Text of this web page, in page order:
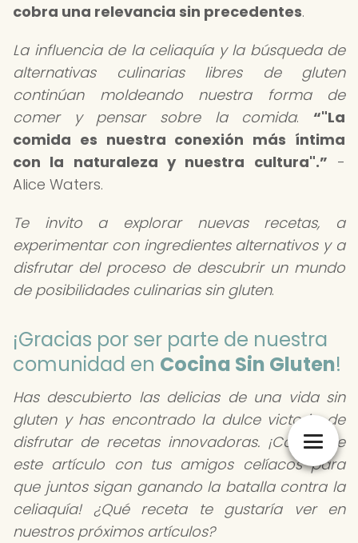
cobra una relevancia sin precedentes.
La influencia de la celiaquía y la búsqueda de
alternativas culinarias libres de gluten
continúan moldeando nuestra forma de
comer y pensar sobre la comida.
"La
comida es nuestra conexión más íntima
con la naturaleza y nuestra cultura".
-
Alice Waters.
Te invito a explorar nuevas recetas, a
experimentar con ingredientes alternativos y a
disfrutar del proceso de descubrir un mundo
de posibilidades culinarias sin gluten.
¡Gracias por ser parte de nuestra
comunidad en Cocina Sin Gluten!
Has descubierto las delicias de una vida sin
gluten y has encontrado la dulce victoria de
disfrutar de recetas innovadoras. ¡Comparte
este artículo con tus amigos celíacos para
que juntos sigan ganando la batalla contra la
celiaquía! ¿Qué receta te gustaría ver en
nuestros próximos artículos?